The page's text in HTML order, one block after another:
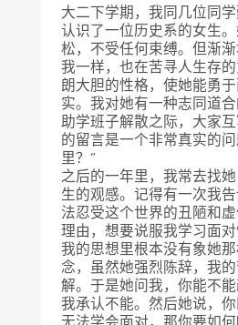
大二下学期，我同几位同
认识了一位历史系的女生
松，不受任何束缚。但渐
我一样，也在苦寻人生存
朗大胆的性格，使她能勇
实。我对她有一种志同道
助学班子解散之际，大家
的留言是一个非常真实的
里？”
之后的一年里，我常去找
生的观感。记得有一次我
法忍受这个世界的丑陋和
理由，想要说服我学习面
我的思想里根本没有象她
念，虽然她强烈陈辞，我
解。于是她问我，你能不能
我承认不能。然后她说，